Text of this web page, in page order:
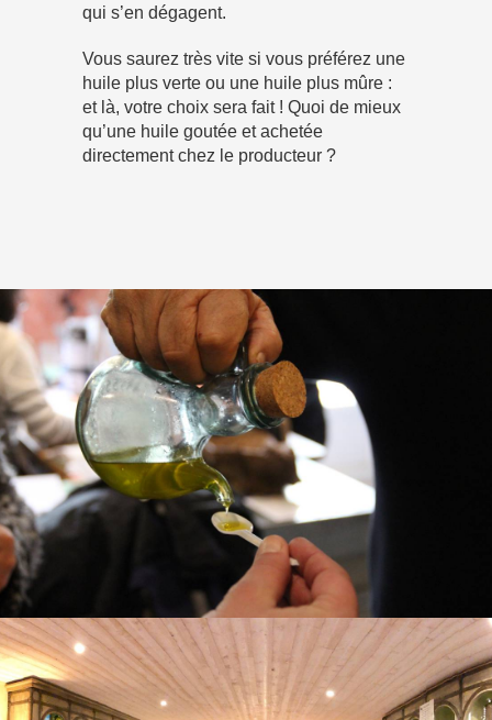
qui s’en dégagent.
Vous saurez très vite si vous préférez une
huile plus verte ou une huile plus mûre :
et là, votre choix sera fait ! Quoi de mieux
qu’une huile goutée et achetée
directement chez le producteur ?